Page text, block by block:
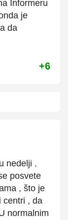
Informeru
je
da
+6
nedelji .
posvete
, što je
centri , da
normalnim